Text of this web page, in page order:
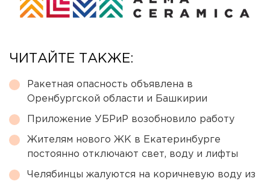
ЧИТАЙТЕ ТАКЖЕ:
Ракетная опасность объявлена в
Оренбургской области и Башкирии
Приложение УБРиР возобновило работу
Жителям нового ЖК в Екатеринбурге
постоянно отключают свет, воду и лифты
Челябинцы жалуются на коричневую воду из